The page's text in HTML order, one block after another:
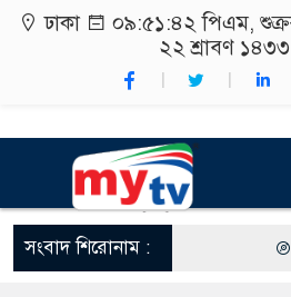
ঢাকা ০৯:৫১:৪৩ পিএম,
২২ শ্রাবণ ১৪৩৩
সংবাদ শিরোনাম :